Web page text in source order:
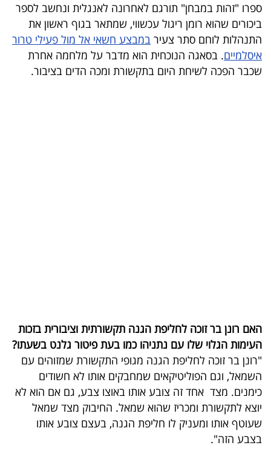
ופנאי
תיירות
TOP-
דרושים
ניוזלטרים
מייל
אדום
ספרו "זהות במבחן" תורגם לאחרונה לאנגלית ונחשב לספר
ביכורים שהוא רומן ריגול עכשווי, שמתאר בגוף ראשון את
התנהלות לוחם סתר צעיר במבצע חשאי אל מול פעילי טרור
איסלמיים. בסאגה הנוכחית הוא מדבר על מלחמה אחרת
שכבר הפכה לשיחת היום בתקשורת ומכה הדים בציבור.
האם רונן בר זוכה לחליפת הגנה תקשורתית וציבורית בזכות
העימות הגלוי שלו עם נתניהו כמו בעת פיטור גלנט בשעתו?
"רונן בר זוכה לחליפת הגנה מגופי התקשורת שמזוהים עם
השמאל, וגם הפוליטיקאים שמחבקים אותו לא חשודים
כימנים. מצד אחד זה צובע אותו באוצו צבע, גם אם הוא לא
יוצא לתקשורת ומכריז שהוא שמאל. החיבוק מצד שמאל
שעוטף אותו ומעניק לו חליפת הגנה, בעצם צובע אותו
בצבע הזה".